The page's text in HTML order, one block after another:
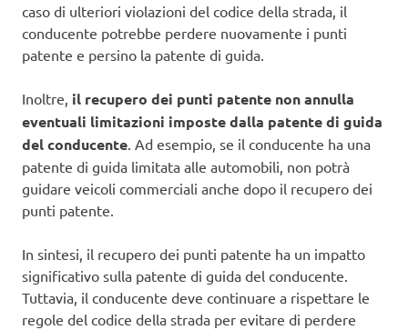
caso di ulteriori violazioni del codice della strada, il
conducente potrebbe perdere nuovamente i punti
patente e persino la patente di guida.
Inoltre, il recupero dei punti patente non annulla
eventuali limitazioni imposte dalla patente di guida
del conducente. Ad esempio, se il conducente ha una
patente di guida limitata alle automobili, non potrà
guidare veicoli commerciali anche dopo il recupero dei
punti patente.
In sintesi, il recupero dei punti patente ha un impatto
significativo sulla patente di guida del conducente.
Tuttavia, il conducente deve continuare a rispettare le
regole del codice della strada per evitare di perdere